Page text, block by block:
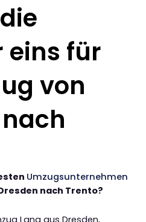
eins für
von
Umzugsunternehmen
nach Trento?